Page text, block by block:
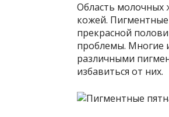
Область молочных
кожей.
прекрасной
проблемы. Многие
различными
избавиться от них.